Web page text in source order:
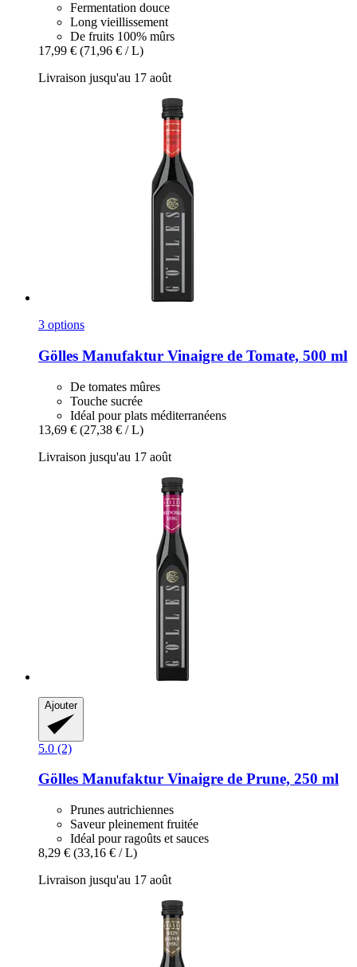
Fermentation douce
Long vieillissement
De fruits 100% mûrs
17,99 € (71,96 € / L)
Livraison jusqu'au 17 août
3 options
Gölles Manufaktur Vinaigre de Tomate, 500 ml
De tomates mûres
Touche sucrée
Idéal pour plats méditerranéens
13,69 € (27,38 € / L)
Livraison jusqu'au 17 août
Ajouter
5.0 (2)
Gölles Manufaktur Vinaigre de Prune, 250 ml
Prunes autrichiennes
Saveur pleinement fruitée
Idéal pour ragoûts et sauces
8,29 € (33,16 € / L)
Livraison jusqu'au 17 août